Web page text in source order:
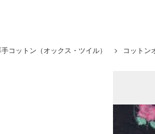
コットン（オックス・ツイル） コットン